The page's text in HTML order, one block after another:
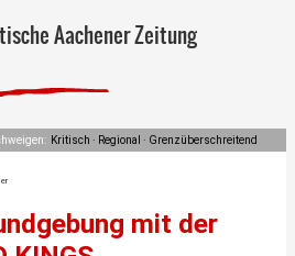
Aachener Zeitung
Kritisch · Regional · Grenzüberschreitend
mit der